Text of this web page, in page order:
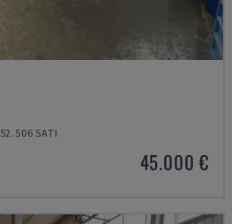
52.506 SATI
45.000 €